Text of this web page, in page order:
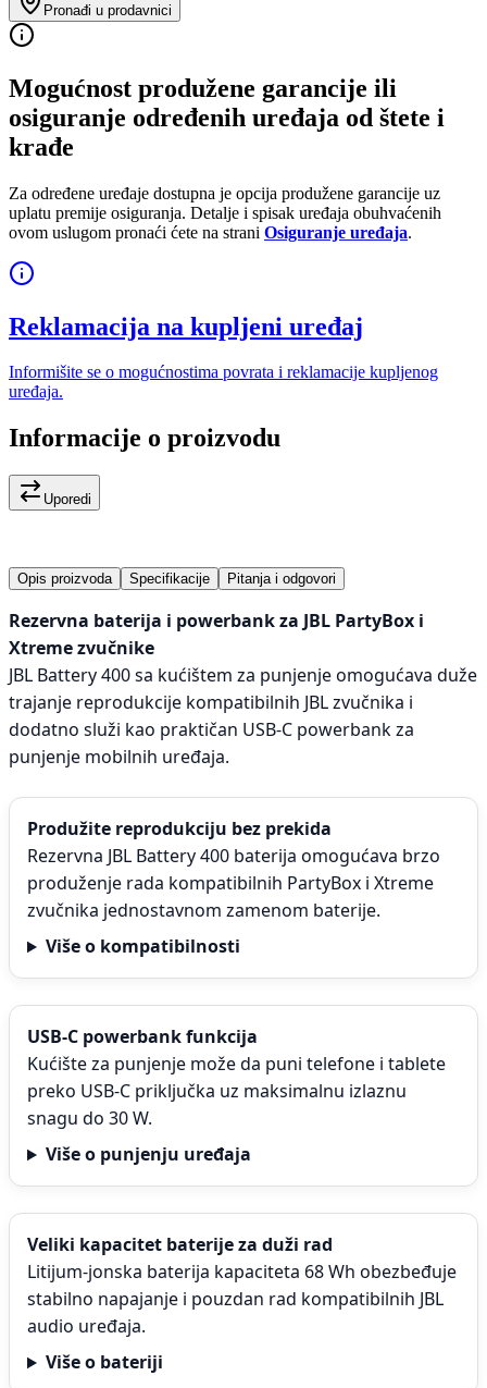
Pronađi u prodavnici
Mogućnost produžene garancije ili
osiguranje određenih uređaja od štete i
krađe
Za određene uređaje dostupna je opcija produžene garancije uz
uplatu premije osiguranja. Detalje i spisak uređaja obuhvaćenih
ovom uslugom pronaći ćete na strani Osiguranje uređaja.
Reklamacija na kupljeni uređaj
Informišite se o mogućnostima povrata i reklamacije kupljenog
uređaja.
Informacije o proizvodu
Uporedi
Opis proizvoda Specifikacije Pitanja i odgovori
Rezervna baterija i powerbank za JBL PartyBox i
Xtreme zvučnike
JBL Battery 400 sa kućištem za punjenje omogućava duže
trajanje reprodukcije kompatibilnih JBL zvučnika i
dodatno služi kao praktičan USB-C powerbank za
punjenje mobilnih uređaja.
Produžite reprodukciju bez prekida
Rezervna JBL Battery 400 baterija omogućava brzo
produženje rada kompatibilnih PartyBox i Xtreme
zvučnika jednostavnom zamenom baterije.
Više o kompatibilnosti
USB-C powerbank funkcija
Kućište za punjenje može da puni telefone i tablete
preko USB-C priključka uz maksimalnu izlaznu
snagu do 30 W.
Više o punjenju uređaja
Veliki kapacitet baterije za duži rad
Litijum-jonska baterija kapaciteta 68 Wh obezbeđuje
stabilno napajanje i pouzdan rad kompatibilnih JBL
audio uređaja.
Više o bateriji